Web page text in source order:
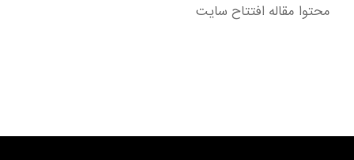
محتوا مقاله افتتاح سایت